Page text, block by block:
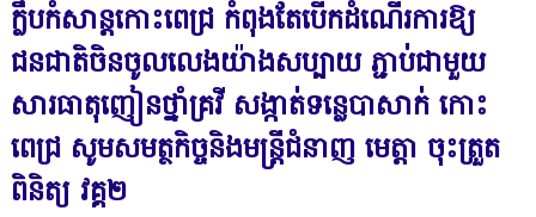
ក្លឹបកំសាន្តកោះពេជ្រ កំពុងតែបើកដំណើរការឱ្យ
ជនជាតិចិនចូលលេងយ៉ាងសប្បាយ ភ្ជាប់ជាមួយ
សារធាតុញៀនថ្នាំគ្រវី សង្កាត់ទន្លេបាសាក់ កោះ
ពេជ្រ សូមសមត្ថកិច្ចនិងមន្ត្រីជំនាញ មេត្តា ចុះត្រួត
ពិនិត្យ វគ្គ២